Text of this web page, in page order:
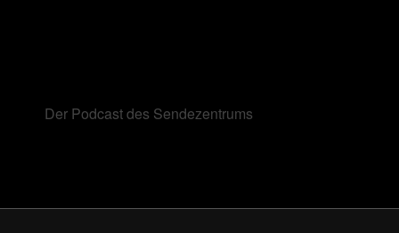
Der Podcast des Sendezentrums